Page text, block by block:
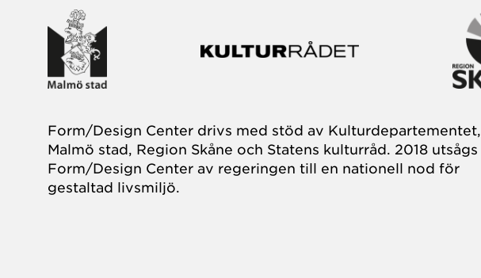
Form/Design Center drivs med stöd av Kulturdepartementet,
Malmö stad, Region Skåne och Statens kulturråd. 2018 utsågs
Form/Design Center av regeringen till en nationell nod för
gestaltad livsmiljö.